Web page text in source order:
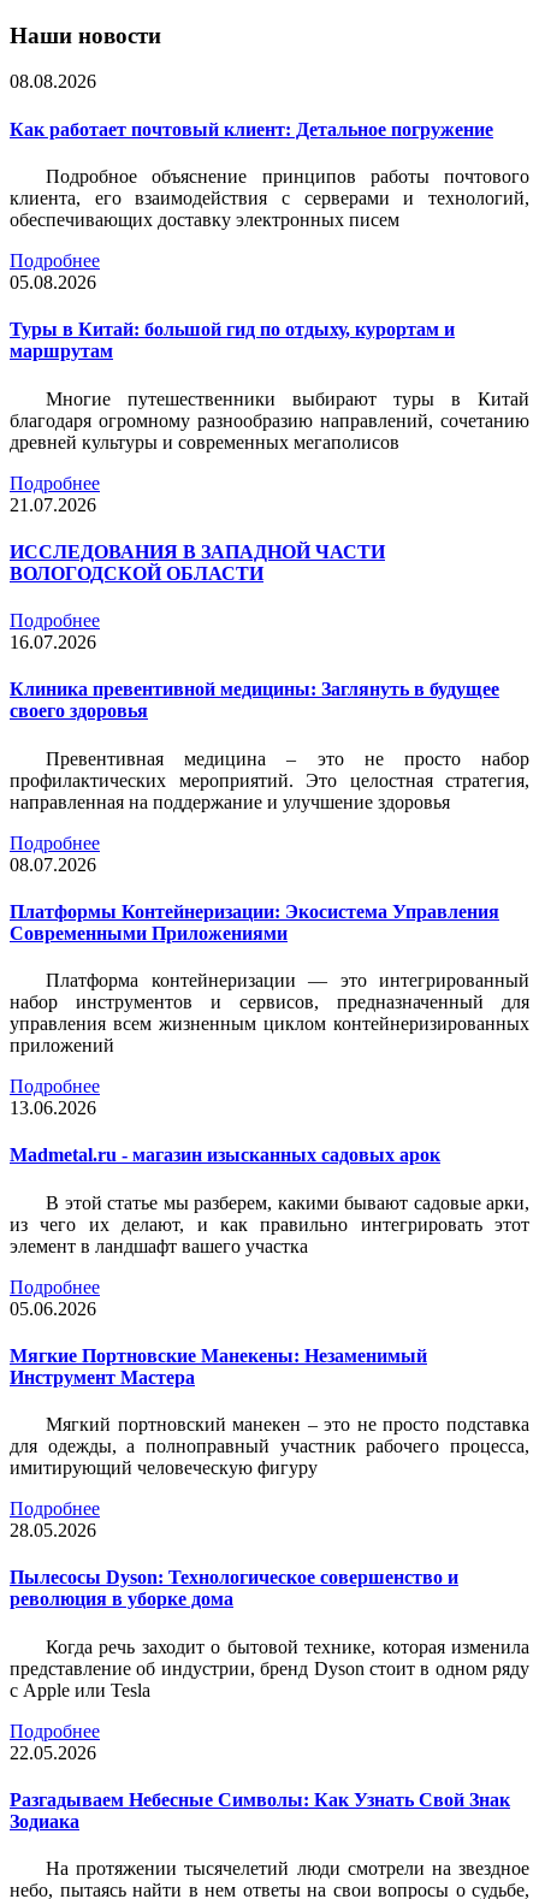
Наши новости
08.08.2026
Как работает почтовый клиент: Детальное погружение
Подробное объяснение принципов работы почтового
клиента, его взаимодействия с серверами и технологий,
обеспечивающих доставку электронных писем
Подробнее
05.08.2026
Туры в Китай: большой гид по отдыху, курортам и
маршрутам
Многие путешественники выбирают туры в Китай
благодаря огромному разнообразию направлений, сочетанию
древней культуры и современных мегаполисов
Подробнее
21.07.2026
ИССЛЕДОВАНИЯ В ЗАПАДНОЙ ЧАСТИ
ВОЛОГОДСКОЙ ОБЛАСТИ
Подробнее
16.07.2026
Клиника превентивной медицины: Заглянуть в будущее
своего здоровья
Превентивная медицина – это не просто набор
профилактических мероприятий. Это целостная стратегия,
направленная на поддержание и улучшение здоровья
Подробнее
08.07.2026
Платформы Контейнеризации: Экосистема Управления
Современными Приложениями
Платформа контейнеризации — это интегрированный
набор инструментов и сервисов, предназначенный для
управления всем жизненным циклом контейнеризированных
приложений
Подробнее
13.06.2026
Madmetal.ru - магазин изысканных садовых арок
В этой статье мы разберем, какими бывают садовые арки,
из чего их делают, и как правильно интегрировать этот
элемент в ландшафт вашего участка
Подробнее
05.06.2026
Мягкие Портновские Манекены: Незаменимый
Инструмент Мастера
Мягкий портновский манекен – это не просто подставка
для одежды, а полноправный участник рабочего процесса,
имитирующий человеческую фигуру
Подробнее
28.05.2026
Пылесосы Dyson: Технологическое совершенство и
революция в уборке дома
Когда речь заходит о бытовой технике, которая изменила
представление об индустрии, бренд Dyson стоит в одном ряду
с Apple или Tesla
Подробнее
22.05.2026
Разгадываем Небесные Символы: Как Узнать Свой Знак
Зодиака
На протяжении тысячелетий люди смотрели на звездное
небо, пытаясь найти в нем ответы на свои вопросы о судьбе,